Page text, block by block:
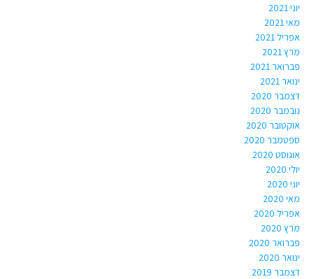
יוני 2021
מאי 2021
אפריל 2021
מרץ 2021
פברואר 2021
ינואר 2021
דצמבר 2020
נובמבר 2020
אוקטובר 2020
ספטמבר 2020
אוגוסט 2020
יולי 2020
יוני 2020
מאי 2020
אפריל 2020
מרץ 2020
פברואר 2020
ינואר 2020
דצמבר 2019